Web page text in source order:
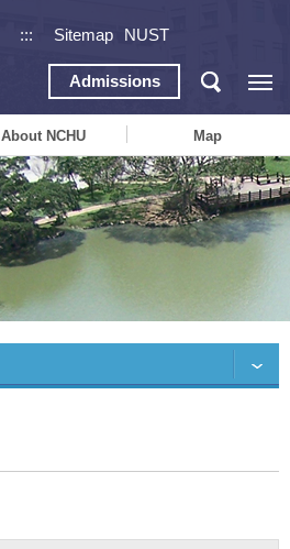
::: Sitemap NUST
Admissions
About NCHU Map